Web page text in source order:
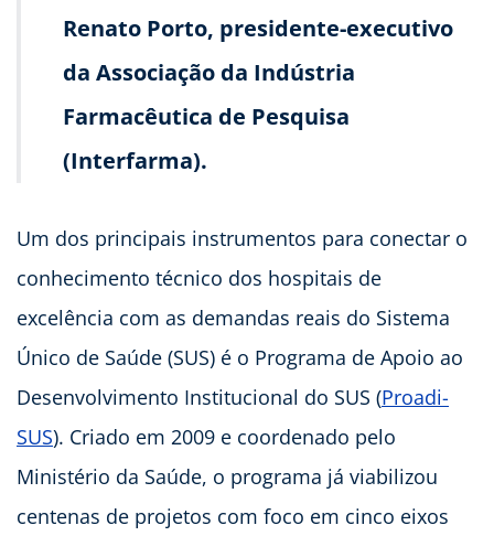
Renato Porto, presidente-executivo
da Associação da Indústria
Farmacêutica de Pesquisa
(Interfarma).
Um dos principais instrumentos para conectar o
conhecimento técnico dos hospitais de
excelência com as demandas reais do Sistema
Único de Saúde (SUS) é o Programa de Apoio ao
Desenvolvimento Institucional do SUS (Proadi-
SUS). Criado em 2009 e coordenado pelo
Ministério da Saúde, o programa já viabilizou
centenas de projetos com foco em cinco eixos